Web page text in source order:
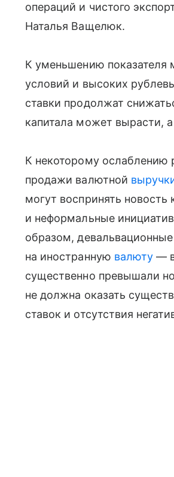
операций и чистого
Наталья Ващелюк.
К уменьшению показателя
условий и высоких
ставки продолжат
капитала может вырасти,
К некоторому ослаблению
продажи валютной
могут воспринять
и неформальные
образом,
на иностранную валюту —
существенно превышали
не должна оказать
ставок и отсутствия